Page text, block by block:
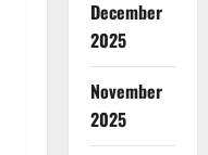
December
2025
November
2025